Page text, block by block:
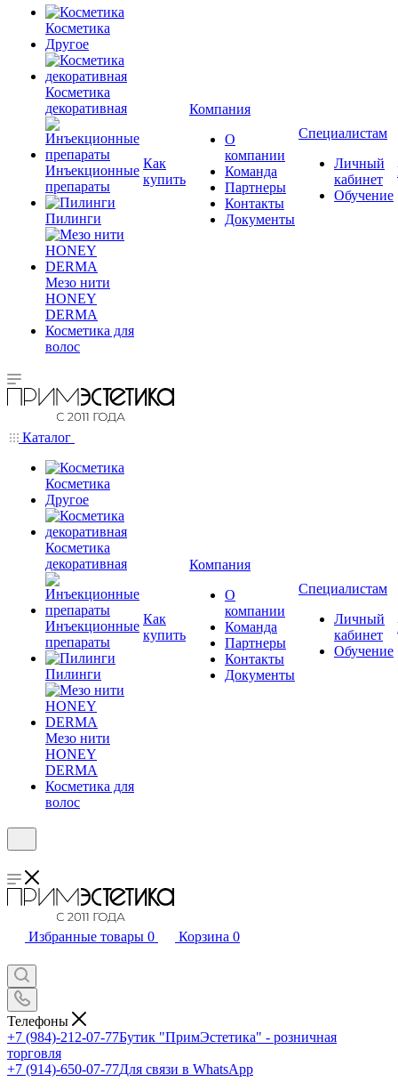
Косметика
Другое
Косметика
декоративная
Инъекционные
препараты
Пилинги
Мезо нити
HONEY
DERMA
Косметика для
волос
Как
купить
Компания
О
компании
Команда
Партнеры
Контакты
Документы
Специалистам
Личный
кабинет
Обучение
Каталог
Косметика
Другое
Косметика
декоративная
Инъекционные
препараты
Пилинги
Мезо нити
HONEY
DERMA
Косметика для
волос
Как
купить
Компания
О
компании
Команда
Партнеры
Контакты
Документы
Специалистам
Личный
кабинет
Обучение
Избранные товары 0 Корзина 0
Телефоны
+7 (984)-212-07-77Бутик "ПримЭстетика" - розничная
торговля
+7 (914)-650-07-77Для связи в WhatsApp